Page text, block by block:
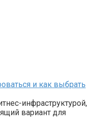
и как выбрать
инфраструктурой,
вариант для